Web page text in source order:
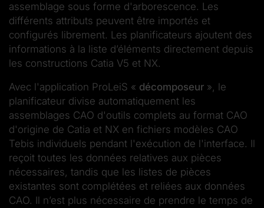
assemblage sous forme d'arborescence. Les
différents attributs peuvent être importés et
configurés librement. Les planificateurs ajoutent des
informations à la liste d’éléments directement depuis
les constructions Catia V5 et NX.
Avec l'application ProLeiS « décomposeur », le
planificateur divise automatiquement les
assemblages CAO d'outils complets au format CAO
d'origine de Catia et NX en fichiers modèles CAO
Tebis individuels pendant l'exécution de l'interface. Il
reçoit toutes les données relatives aux pièces
nécessaires, tandis que les listes de pièces
existantes sont complétées et reliées aux données
CAO. Il n’est plus nécessaire de prendre le temps de